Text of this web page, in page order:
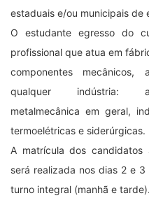
estaduais e/ou municipais de
O estudante egresso do
profissional que atua em
componentes
qualquer indústria:
metalmecânica em geral,
termoelétricas e siderúrgicas.
A matrícula dos candidatos
será realizada nos dias 2 e
turno integral (manhã e tarde).